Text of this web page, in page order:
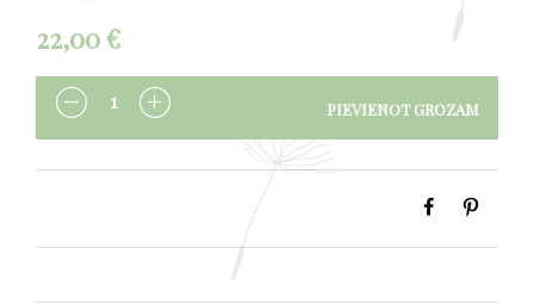
22,00€
DAUDZUMS PIEVIENOT GROZAM